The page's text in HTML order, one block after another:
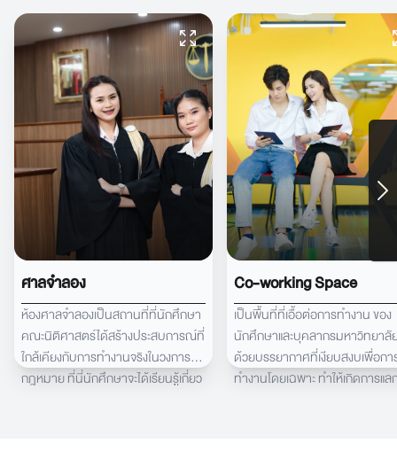
ศาลจำลอง
ห้องศาลจำลองเป็นสถานที่ที่นักศึกษา
คณะนิติศาสตร์ได้สร้างประสบการณ์ที่
ใกล้เคียงกับการทำงานจริงในวงการ
กฎหมาย ที่นี่นักศึกษาจะได้เรียนรู้เกี่ยว
Co-working Space
เป็นพื้นที่ที่เอื้อต่อการทำงาน ของ
นักศึกษาและบุคลากรมหาวิทยาลั
ด้วยบรรยากาศที่เงียบสงบเพื่อกา
ทำงานโดยเฉพาะ ทำให้เกิดการแล